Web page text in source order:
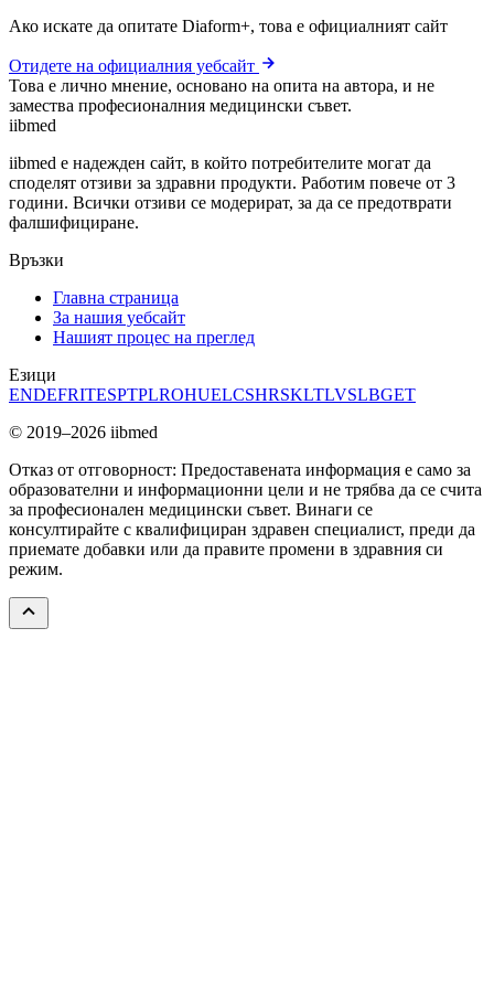
Ако искате да опитате Diaform+, това е официалният сайт
Отидете на официалния уебсайт
Това е лично мнение, основано на опита на автора, и не
замества професионалния медицински съвет.
iibmed
iibmed е надежден сайт, в който потребителите могат да
споделят отзиви за здравни продукти. Работим повече от 3
години. Всички отзиви се модерират, за да се предотврати
фалшифициране.
Връзки
Главна страница
За нашия уебсайт
Нашият процес на преглед
Езици
ENDEFRITESPTPLROHUELCSHRSKLTLVSLBGET
© 2019–2026 iibmed
Отказ от отговорност: Предоставената информация е само за
образователни и информационни цели и не трябва да се счита
за професионален медицински съвет. Винаги се
консултирайте с квалифициран здравен специалист, преди да
приемате добавки или да правите промени в здравния си
режим.